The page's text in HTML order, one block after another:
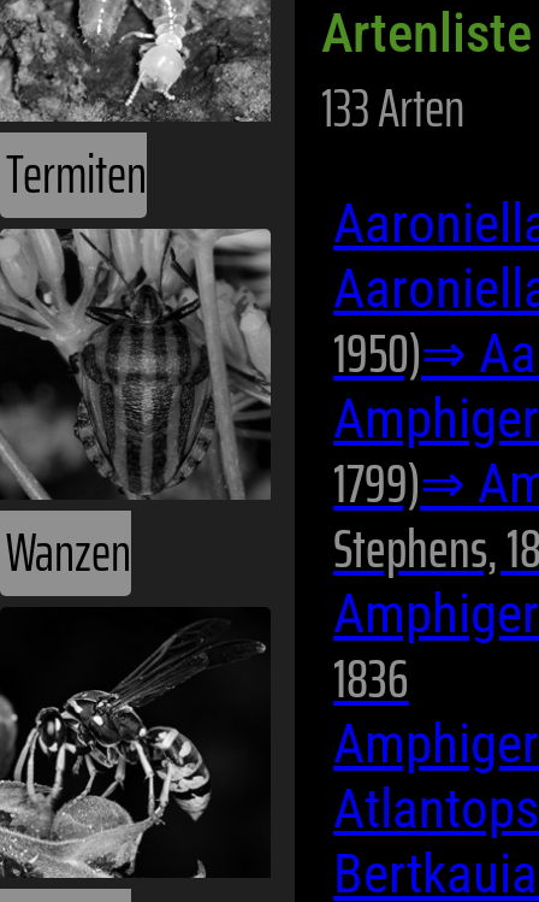
Termiten
Wanzen
133 Arten
1950)⇒
1799)⇒
Stephens,
1836